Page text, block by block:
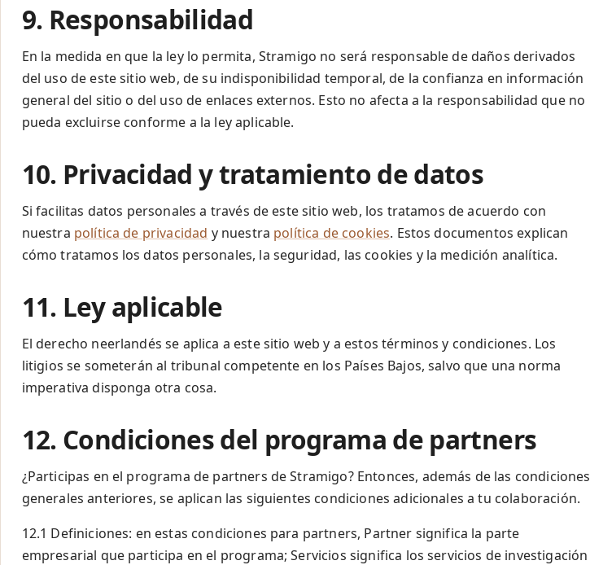
9. Responsabilidad
En la medida en que la ley lo permita, Stramigo no será responsable de daños derivados
del uso de este sitio web, de su indisponibilidad temporal, de la confianza en información
general del sitio o del uso de enlaces externos. Esto no afecta a la responsabilidad que no
pueda excluirse conforme a la ley aplicable.
10. Privacidad y tratamiento de datos
Si facilitas datos personales a través de este sitio web, los tratamos de acuerdo con
nuestra política de privacidad y nuestra política de cookies. Estos documentos explican
cómo tratamos los datos personales, la seguridad, las cookies y la medición analítica.
11. Ley aplicable
El derecho neerlandés se aplica a este sitio web y a estos términos y condiciones. Los
litigios se someterán al tribunal competente en los Países Bajos, salvo que una norma
imperativa disponga otra cosa.
12. Condiciones del programa de partners
¿Participas en el programa de partners de Stramigo? Entonces, además de las condiciones
generales anteriores, se aplican las siguientes condiciones adicionales a tu colaboración.
12.1 Definiciones: en estas condiciones para partners, Partner significa la parte
empresarial que participa en el programa; Servicios significa los servicios de investigación